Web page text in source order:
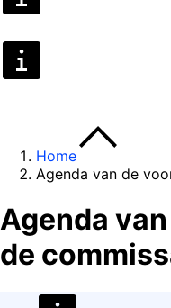
Home
Agenda van de
Agenda
de